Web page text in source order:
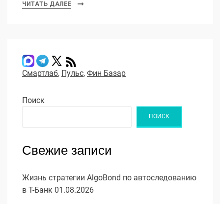
ЧИТАТЬ ДАЛЕЕ
Смартлаб, Пульс, Фин Базар
Поиск
ПОИСК
Свежие записи
Жизнь стратегии AlgoBond по автоследованию
в Т-Банк 01.08.2026